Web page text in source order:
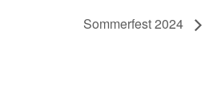
Sommerfest 2024